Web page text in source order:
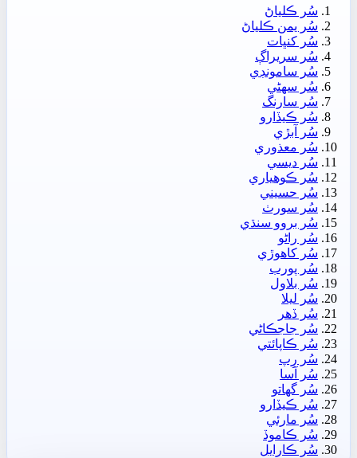
سُر ڪلياڻ
سُر يمن ڪلياڻ
سُر کنڀات
سُر سريراڳ
سُر سامونڊي
سُر سھڻي
سُر سارنگ
سُر ڪيڏارو
سُر آبڙي
سُر معذوري
سُر ديسي
سُر ڪوھياري
سُر حسيني
سُر سورٺ
سُر بروو سنڌي
سُر راڻو
سُر کاھوڙي
سُر پورب
سُر بلاول
سُر ليلا
سُر ڏھر
سُر جاجڪاڻي
سُر ڪاپائتي
سُر رِپ
سُر آسا
سُر گهاتو
سُر ڪيڏارو
سُر مارئي
سُر ڪاموڏ
سُر ڪارايل